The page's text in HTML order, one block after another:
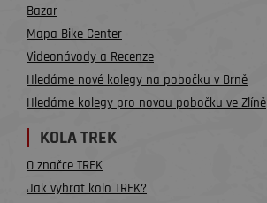
Bazar
Mapa Bike Center
Videonávody a Recenze
Hledáme nové kolegy na pobočku v Brně
Hledáme kolegy pro novou pobočku ve Zlíně
KOLA TREK
O značce TREK
Jak vybrat kolo TREK?